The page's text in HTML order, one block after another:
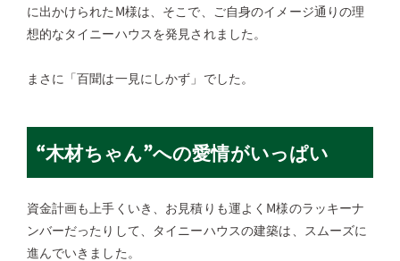
に出かけられたM様は、そこで、ご自身のイメージ通りの理
想的なタイニーハウスを発見されました。
まさに「百聞は一見にしかず」でした。
“木材ちゃん”への愛情がいっぱい
資金計画も上手くいき、お見積りも運よくM様のラッキーナ
ンバーだったりして、タイニーハウスの建築は、スムーズに
進んでいきました。